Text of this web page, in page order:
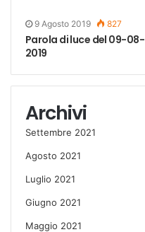
9 Agosto 2019 827
Parola di luce del 09-08-
2019
Archivi
Settembre 2021
Agosto 2021
Luglio 2021
Giugno 2021
Maggio 2021